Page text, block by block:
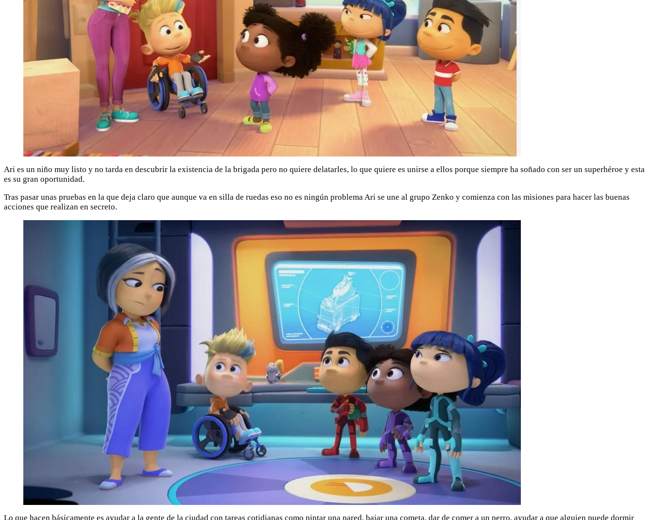
Ari es un niño muy listo y no tarda en descubrir la existencia de la brigada pero no quiere delatarles, lo que quiere es unirse a ellos porque siempre ha soñado con ser un superhéroe y esta
es su gran oportunidad.
Tras pasar unas pruebas en la que deja claro que aunque va en silla de ruedas eso no es ningún problema Ari se une al grupo Zenko y comienza con las misiones para hacer las buenas
acciones que realizan en secreto.
Lo que hacen básicamente es ayudar a la gente de la ciudad con tareas cotidianas como pintar una pared, bajar una cometa, dar de comer a un perro, ayudar a que alguien puede dormir